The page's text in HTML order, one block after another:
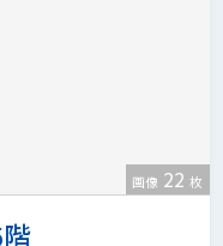
画像 22 枚